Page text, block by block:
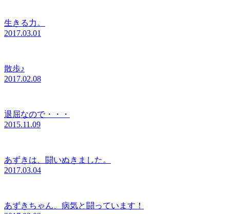
生きる力。
2017.03.01
散歩♪
2017.02.08
退屈なので・・・
2015.11.09
あずきは、闘いぬきました。
2017.03.04
あずきちゃん、病気と闘っています！